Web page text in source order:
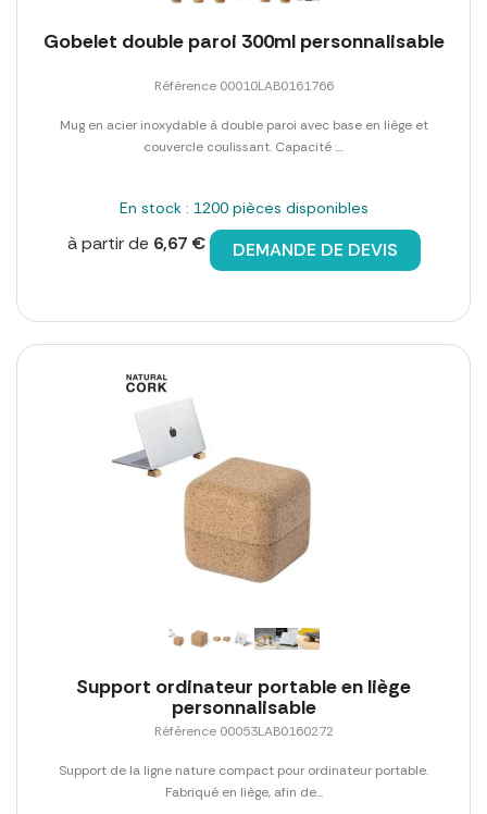
Gobelet double paroi 300ml personnalisable
Référence 00010LAB0161766
Mug en acier inoxydable à double paroi avec base en liège et
couvercle coulissant. Capacité :...
En stock : 1200 pièces disponibles
à partir de 6,67 € DEMANDE DE DEVIS
Support ordinateur portable en liège
personnalisable
Référence 00053LAB0160272
Support de la ligne nature compact pour ordinateur portable.
Fabriqué en liège, afin de...